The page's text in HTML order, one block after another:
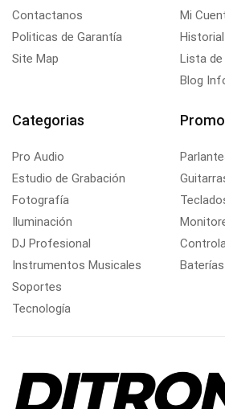
Contactanos
Politicas de Garantía
Site Map
Mi
Historial
Lista
Blog
Categorias
Pro Audio
Estudio de Grabación
Fotografía
Iluminación
DJ Profesional
Instrumentos Musicales
Soportes
Tecnología